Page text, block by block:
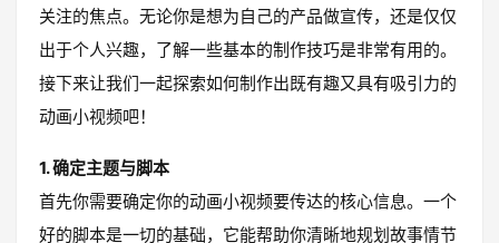
关注的焦点。无论你是想为自己的产品做宣传，还是仅仅
出于个人兴趣，了解一些基本的制作技巧是非常有用的。
接下来让我们一起探索如何制作出既有趣又具有吸引力的
动画小视频吧！
1. 确定主题与脚本
首先你需要确定你的动画小视频要传达的核心信息。一个
好的脚本是一切的基础，它能帮助你清晰地规划故事情节